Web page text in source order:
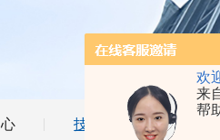
欢
来
帮
技术文章